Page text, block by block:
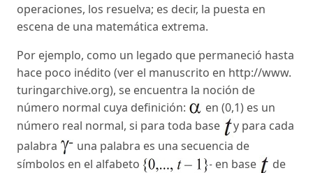
operaciones, los resuelva; es decir, la puesta en
escena de una matemática extrema.
Por ejemplo, como un legado que permaneció hasta
hace poco inédito (ver el manuscrito en http://www.
turingarchive.org), se encuentra la noción de
número normal cuya definición:
en (0,1) es un
número real normal, si para toda base
y para cada
palabra
una palabra es una secuencia de
símbolos en el alfabeto
en base
de